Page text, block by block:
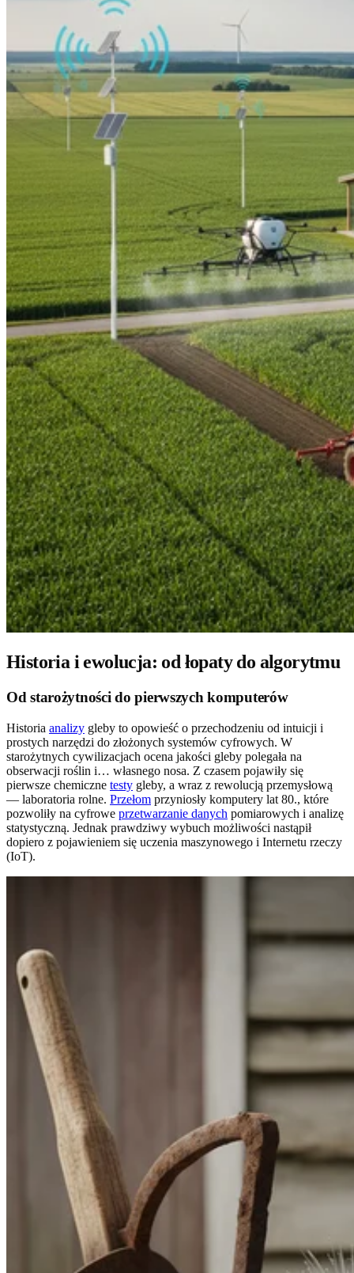
Historia i ewolucja: od łopaty do algorytmu
Od starożytności do pierwszych komputerów
Historia analizy gleby to opowieść o przechodzeniu od intuicji i
prostych narzędzi do złożonych systemów cyfrowych. W
starożytnych cywilizacjach ocena jakości gleby polegała na
obserwacji roślin i… własnego nosa. Z czasem pojawiły się
pierwsze chemiczne testy gleby, a wraz z rewolucją przemysłową
— laboratoria rolne. Przełom przyniosły komputery lat 80., które
pozwoliły na cyfrowe przetwarzanie danych pomiarowych i analizę
statystyczną. Jednak prawdziwy wybuch możliwości nastąpił
dopiero z pojawieniem się uczenia maszynowego i Internetu rzeczy
(IoT).